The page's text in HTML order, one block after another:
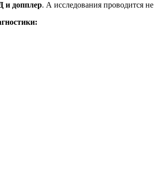
и допплер. А исследования проводится